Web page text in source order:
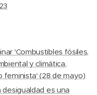
'Combustibles fósiles,
y climática.
feminista' (28 de mayo)
desigualdad es una